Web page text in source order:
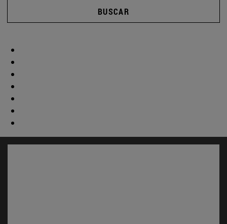
BUSCAR